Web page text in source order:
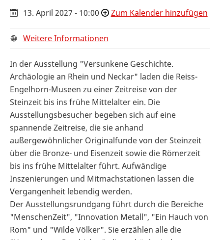
13. April 2027 - 10:00 Zum Kalender hinzufügen
Weitere Informationen
In der Ausstellung "Versunkene Geschichte.
Archäologie an Rhein und Neckar" laden die Reiss-
Engelhorn-Museen zu einer Zeitreise von der
Steinzeit bis ins frühe Mittelalter ein. Die
Ausstellungsbesucher begeben sich auf eine
spannende Zeitreise, die sie anhand
außergewöhnlicher Originalfunde von der Steinzeit
über die Bronze- und Eisenzeit sowie die Römerzeit
bis ins frühe Mittelalter führt. Aufwändige
Inszenierungen und Mitmachstationen lassen die
Vergangenheit lebendig werden.
Der Ausstellungsrundgang führt durch die Bereiche
"MenschenZeit", "Innovation Metall", "Ein Hauch von
Rom" und "Wilde Völker". Sie erzählen alle die